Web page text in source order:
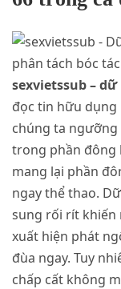
sexvietssub – dữ
đọc tin hữu
chúng ta
trong phần đông
mang lại phần
ngay thể thao.
sung rối rít khiến
xuất hiện phát
đùa ngay. Tuy
chấp cất không